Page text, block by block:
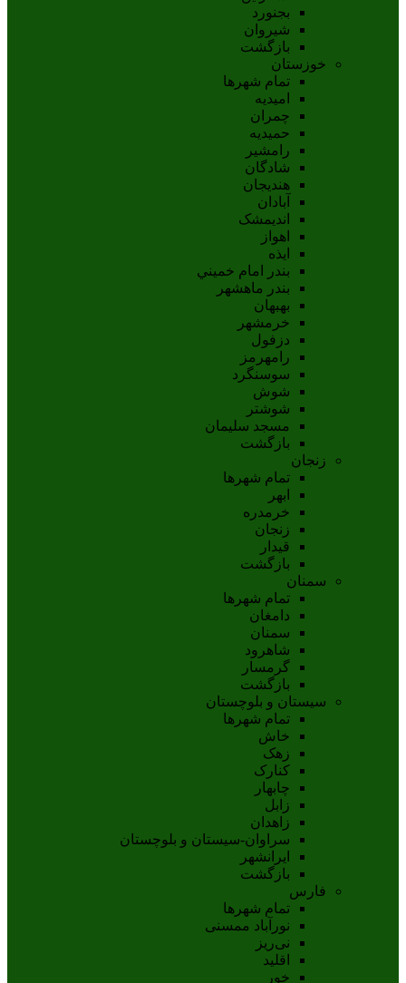
بجنورد
شيروان
بازگشت
خوزستان
تمام شهر‌ها
امیدیه
چمران
حمیدیه
رامشیر
شادگان
هندیجان
آبادان
انديمشک
اهواز
ايذه
بندر امام خميني
بندر ماهشهر
بهبهان
خرمشهر
دزفول
رامهرمز
سوسنگرد
شوش
شوشتر
مسجد سليمان
بازگشت
زنجان
تمام شهر‌ها
ابهر
خرمدره
زنجان
قيدار
بازگشت
سمنان
تمام شهر‌ها
دامغان
سمنان
شاهرود
گرمسار
بازگشت
سیستان و بلوچستان
تمام شهر‌ها
خاش
زهک
کنارک
چابهار
زابل
زاهدان
سراوان-سيستان و بلوچستان
ايرانشهر
بازگشت
فارس
تمام شهر‌ها
نورآباد ممسنی
نی‌ریز
اقلید
خور